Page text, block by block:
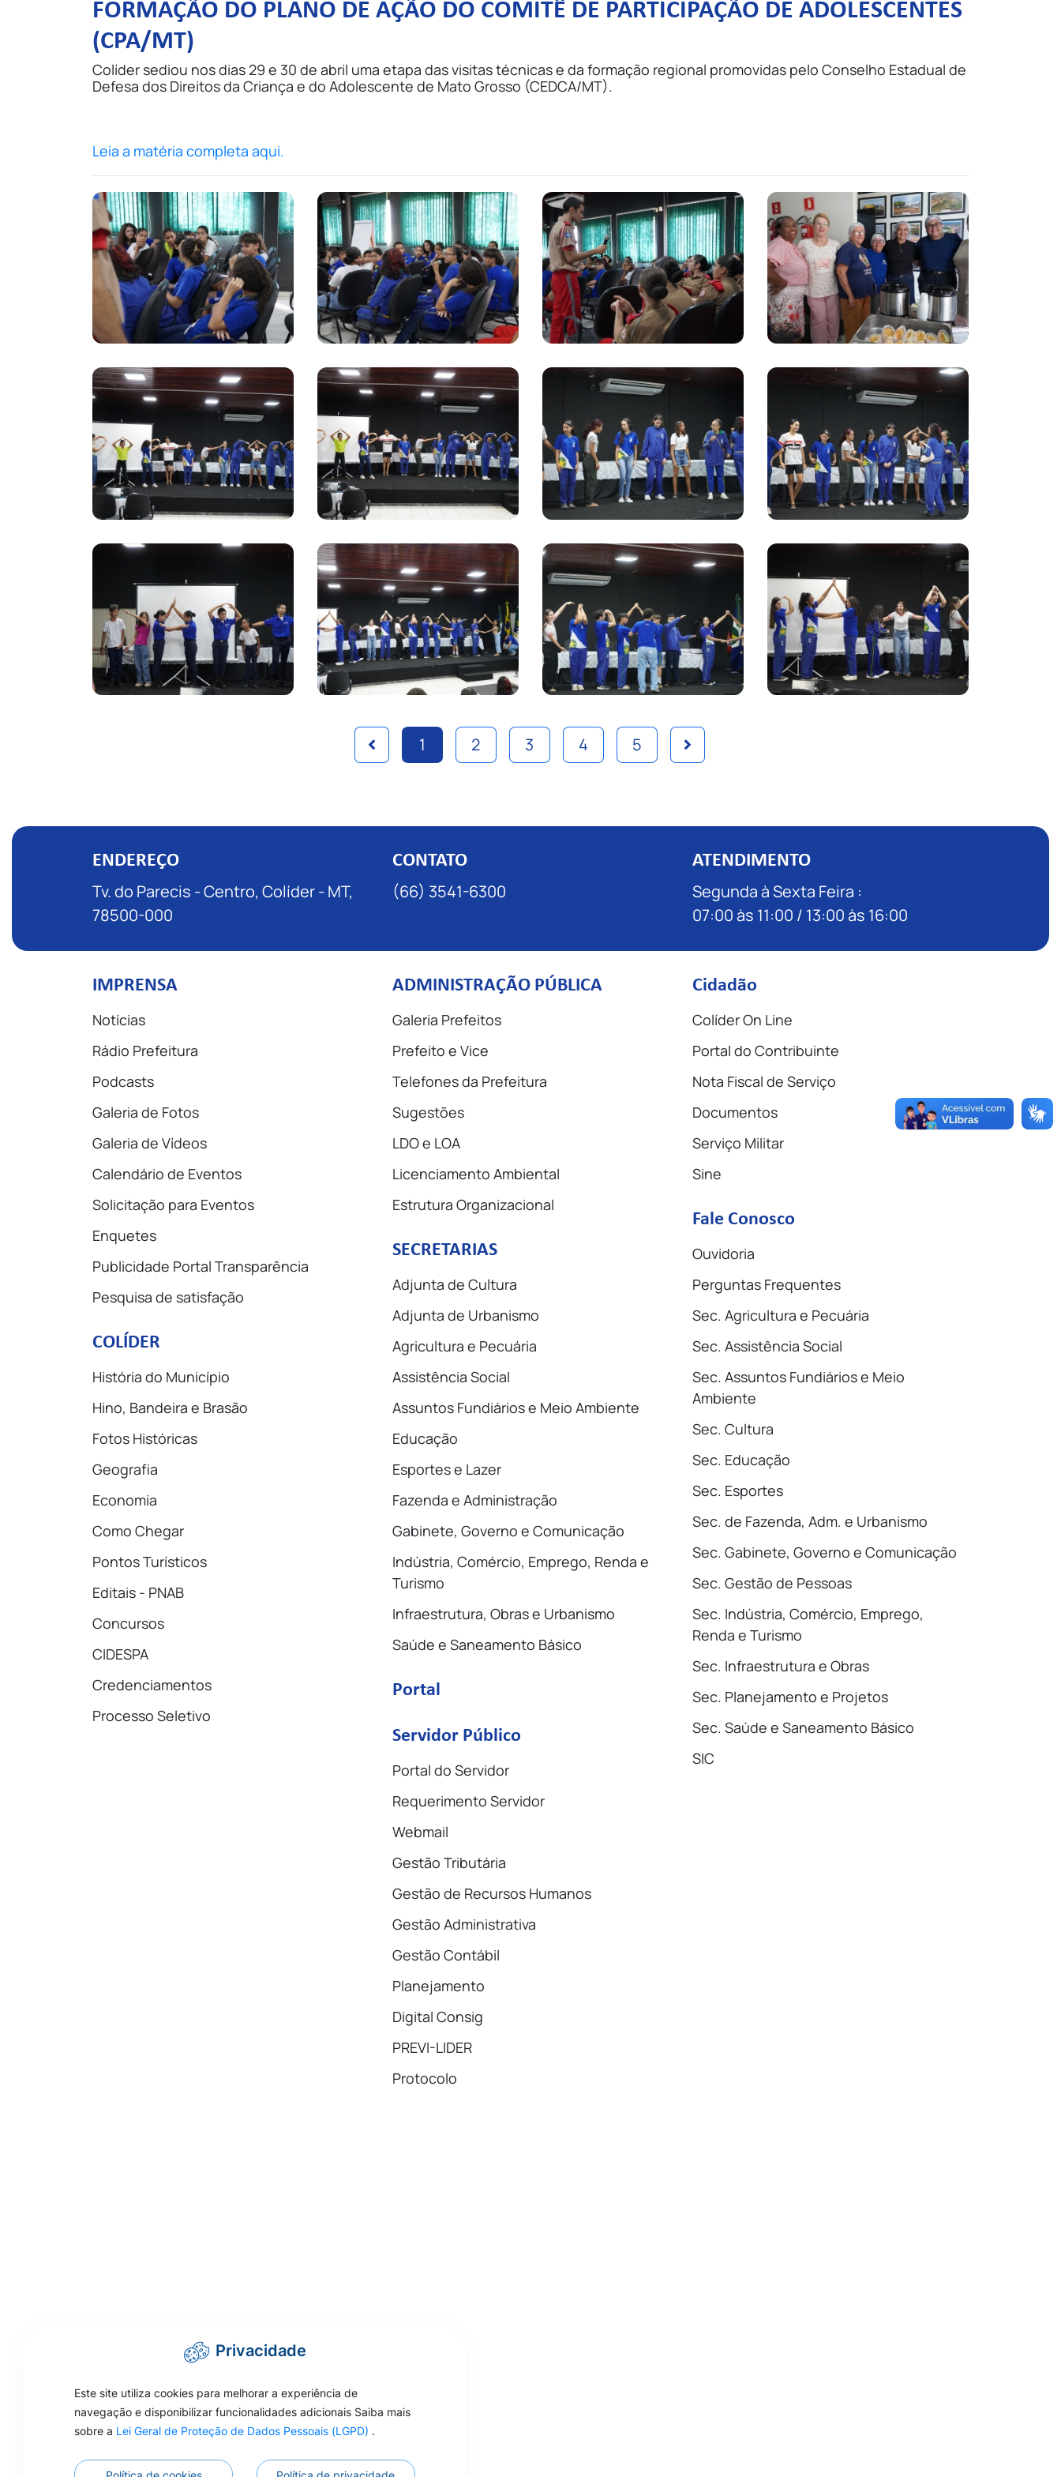
FORMAÇÃO DO PLANO DE AÇÃO DO COMITÊ DE PARTICIPAÇÃO DE ADOLESCENTES
(CPA/MT)
Colíder sediou nos dias 29 e 30 de abril uma etapa das visitas técnicas e da formação regional promovidas pelo Conselho Estadual de
Defesa dos Direitos da Criança e do Adolescente de Mato Grosso (CEDCA/MT).
Leia a matéria completa aqui.
1 2 3 4 5
ENDEREÇO
Tv. do Parecis - Centro, Colíder - MT,
78500-000
CONTATO
(66) 3541-6300
ATENDIMENTO
Segunda à Sexta Feira :
07:00 às 11:00 / 13:00 às 16:00
IMPRENSA
Notícias
Rádio Prefeitura
Podcasts
Galeria de Fotos
Galeria de Vídeos
Calendário de Eventos
Solicitação para Eventos
Enquetes
Publicidade Portal Transparência
Pesquisa de satisfação
COLÍDER
História do Município
Hino, Bandeira e Brasão
Fotos Históricas
Geografia
Economia
Como Chegar
Pontos Turísticos
Editais - PNAB
Concursos
CIDESPA
Credenciamentos
Processo Seletivo
ADMINISTRAÇÃO PÚBLICA
Galeria Prefeitos
Prefeito e Vice
Telefones da Prefeitura
Sugestões
LDO e LOA
Licenciamento Ambiental
Estrutura Organizacional
SECRETARIAS
Adjunta de Cultura
Adjunta de Urbanismo
Agricultura e Pecuária
Assistência Social
Assuntos Fundiários e Meio Ambiente
Educação
Esportes e Lazer
Fazenda e Administração
Gabinete, Governo e Comunicação
Indústria, Comércio, Emprego, Renda e
Turismo
Infraestrutura, Obras e Urbanismo
Saúde e Saneamento Básico
Portal
Servidor Público
Portal do Servidor
Requerimento Servidor
Webmail
Gestão Tributária
Gestão de Recursos Humanos
Gestão Administrativa
Gestão Contábil
Planejamento
Digital Consig
PREVI-LIDER
Protocolo
Cidadão
Colíder On Line
Portal do Contribuinte
Nota Fiscal de Serviço
Documentos
Serviço Militar
Sine
Fale Conosco
Ouvidoria
Perguntas Frequentes
Sec. Agricultura e Pecuária
Sec. Assistência Social
Sec. Assuntos Fundiários e Meio
Ambiente
Sec. Cultura
Sec. Educação
Sec. Esportes
Sec. de Fazenda, Adm. e Urbanismo
Sec. Gabinete, Governo e Comunicação
Sec. Gestão de Pessoas
Sec. Indústria, Comércio, Emprego,
Renda e Turismo
Sec. Infraestrutura e Obras
Sec. Planejamento e Projetos
Sec. Saúde e Saneamento Básico
SIC
Privacidade
Este site utiliza cookies para melhorar a experiência de
navegação e disponibilizar funcionalidades adicionais Saiba mais
sobre a Lei Geral de Proteção de Dados Pessoais (LGPD) .